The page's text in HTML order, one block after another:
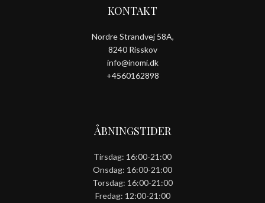
KONTAKT
Nordre Strandvej 58A,
8240 Risskov
info@inomi.dk
+4560162898
ÅBNINGSTIDER
Tirsdag: 16:00-21:00
Onsdag: 16:00-21:00
Torsdag: 16:00-21:00
Fredag: 12:00-21:00